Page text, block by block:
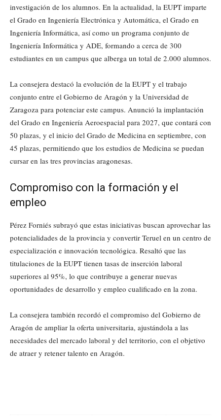
investigación de los alumnos. En la actualidad, la EUPT imparte
el Grado en Ingeniería Electrónica y Automática, el Grado en
Ingeniería Informática, así como un programa conjunto de
Ingeniería Informática y ADE, formando a cerca de 300
estudiantes en un campus que alberga un total de 2.000 alumnos.
La consejera destacó la evolución de la EUPT y el trabajo
conjunto entre el Gobierno de Aragón y la Universidad de
Zaragoza para potenciar este campus. Anunció la implantación
del Grado en Ingeniería Aeroespacial para 2027, que contará con
50 plazas, y el inicio del Grado de Medicina en septiembre, con
45 plazas, permitiendo que los estudios de Medicina se puedan
cursar en las tres provincias aragonesas.
Compromiso con la formación y el
empleo
Pérez Forniés subrayó que estas iniciativas buscan aprovechar las
potencialidades de la provincia y convertir Teruel en un centro de
especialización e innovación tecnológica. Resaltó que las
titulaciones de la EUPT tienen tasas de inserción laboral
superiores al 95%, lo que contribuye a generar nuevas
oportunidades de desarrollo y empleo cualificado en la zona.
La consejera también recordó el compromiso del Gobierno de
Aragón de ampliar la oferta universitaria, ajustándola a las
necesidades del mercado laboral y del territorio, con el objetivo
de atraer y retener talento en Aragón.